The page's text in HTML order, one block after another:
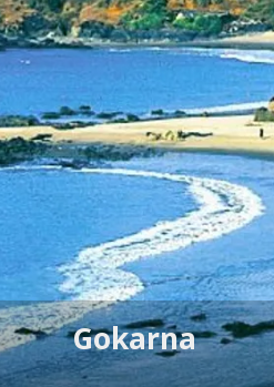
Gokarna